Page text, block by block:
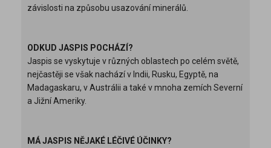
závislosti na způsobu usazování minerálů.
ODKUD JASPIS POCHÁZÍ?
Jaspis se vyskytuje v různých oblastech po celém světě,
nejčastěji se však nachází v Indii, Rusku, Egyptě, na
Madagaskaru, v Austrálii a také v mnoha zemích Severní
a Jižní Ameriky.
MÁ JASPIS NĚJAKÉ LÉČIVÉ ÚČINKY?